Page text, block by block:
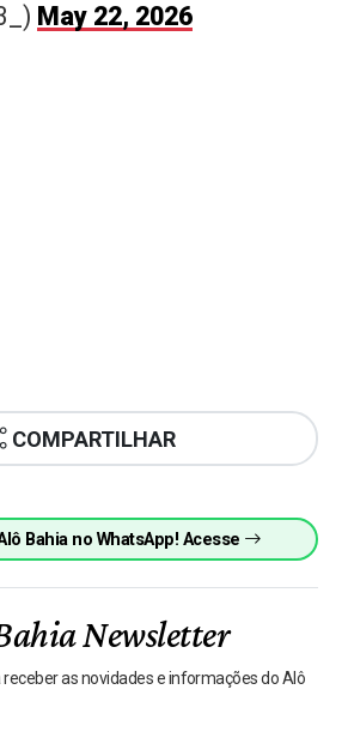
May 22, 2026
COMPARTILHAR
Bahia no WhatsApp! Acesse
Newsletter
receber as novidades e informações do Alô